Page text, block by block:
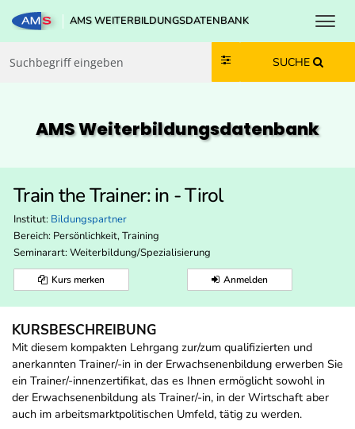
Zum Inhalt springen
Zum Navmenü springen
Zur Suche springen
Zur Footer springen
AMS WEITERBILDUNGSDATENBANK
SUCHE
AMS Weiterbildungs­datenbank
Train the Trainer: in - Tirol
Institut: Bildungspartner
Bereich: Persönlichkeit, Training
Seminarart: Weiterbildung/Spezialisierung
Kurs merken Anmelden
KURSBESCHREIBUNG
Mit diesem kompakten Lehrgang zur/zum qualifizierten und
anerkannten Trainer/-in in der Erwachsenenbildung erwerben Sie
ein Trainer/-innenzertifikat, das es Ihnen ermöglicht sowohl in
der Erwachsenenbildung als Trainer/-in, in der Wirtschaft aber
auch im arbeitsmarktpolitischen Umfeld, tätig zu werden.